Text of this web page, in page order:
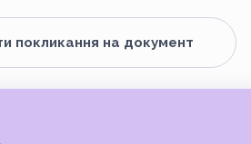
покликання на документ